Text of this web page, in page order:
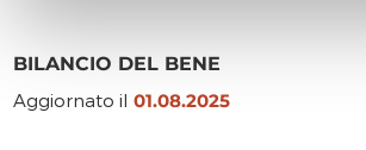
BILANCIO DEL BENE
Aggiornato il01.08.2025